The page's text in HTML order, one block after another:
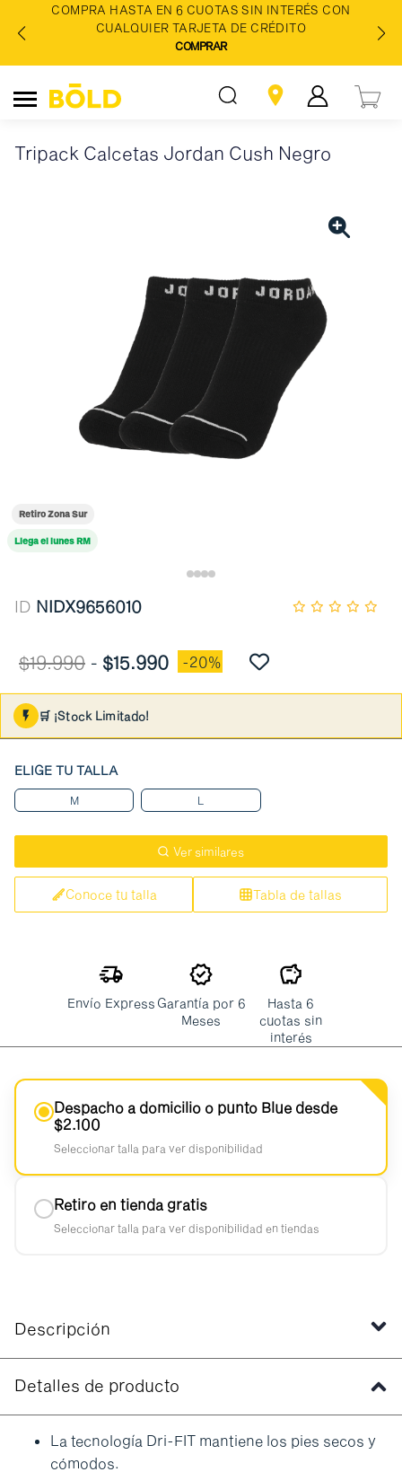
COMPRA HASTA EN 6 CUOTAS SIN INTERÉS CON
CUALQUIER TARJETA DE CRÉDITO
COMPRAR
Tripack Calcetas Jordan Cush Negro
Retiro Zona Sur
Llega el lunes RM
ID NIDX9656010
$19.990 - $15.990 -20%
🛒 ¡Stock Limitado!
ELIGE TU TALLA
M L
Ver similares
Conoce tu talla Tabla de tallas
Envío Express Garantía por 6
Meses
Hasta 6
cuotas sin
interés
Despacho a domicilio o punto Blue desde
$2.100
Seleccionar talla para ver disponibilidad
Retiro en tienda gratis
Seleccionar talla para ver disponibilidad en tiendas
Descripción
Detalles de producto
La tecnología Dri-FIT mantiene los pies secos y
cómodos.